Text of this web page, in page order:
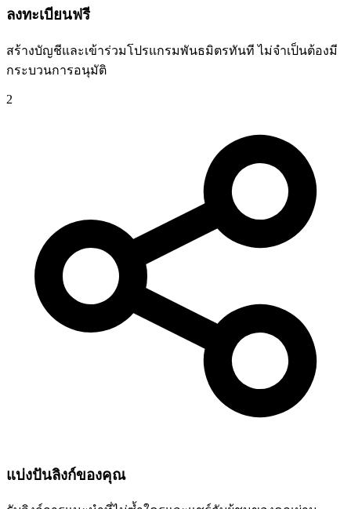
ลงทะเบียนฟรี
สร้างบัญชีและเข้าร่วมโปรแกรมพันธมิตรทันที ไม่จำเป็นต้องมี
กระบวนการอนุมัติ
2
แบ่งปันลิงก์ของคุณ